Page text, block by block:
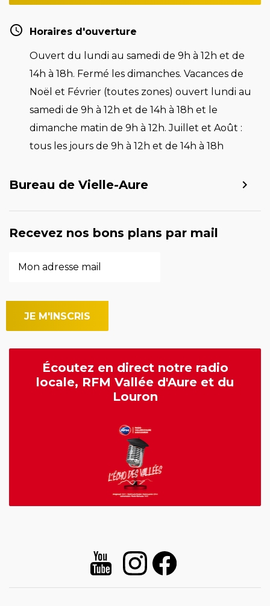
Horaires d'ouverture
Ouvert du lundi au samedi de 9h à 12h et de
14h à 18h. Fermé les dimanches. Vacances de
Noël et Février (toutes zones) ouvert lundi au
samedi de 9h à 12h et de 14h à 18h et le
dimanche matin de 9h à 12h. Juillet et Août :
tous les jours de 9h à 12h et de 14h à 18h
Bureau de Vielle-Aure
Recevez nos bons plans par mail
Écoutez en direct notre radio
locale, RFM Vallée d'Aure et du
Louron